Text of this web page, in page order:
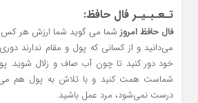
تـعـبـیـر فال حافظ:
فال حافظ امروزشما می گوید شما ارزش هر کس
می‌دانید و از کسانی که پول و مقام ندارند
خود دور کنید تا چون آب صاف و زلال شوید.
شماست همت کنید و با تلاش به پول هم
درست نمی‌شود، مرد عمل باشید.